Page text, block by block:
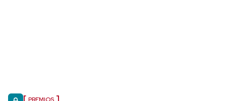
PREMIOS